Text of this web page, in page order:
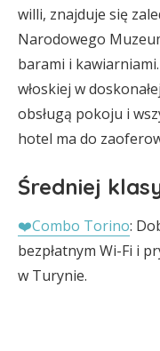
willi, znajduje się
Narodowego
barami i
włoskiej w
obsługą pokoju i
hotel ma do
Średniej
❤️Combo Torino:
bezpłatnym Wi-Fi i
w Turynie.